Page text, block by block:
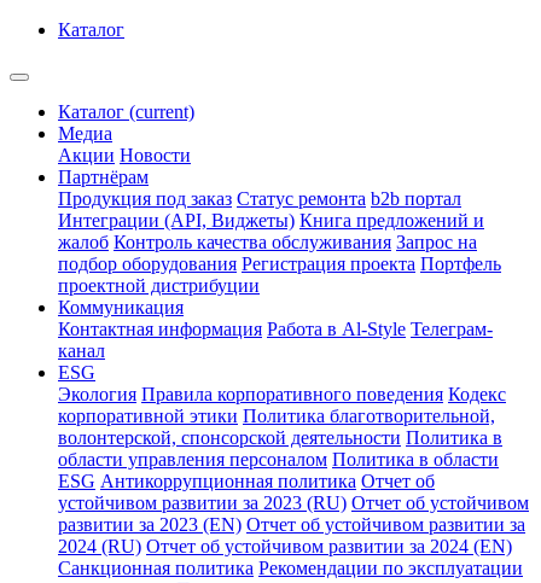
Каталог
Каталог (current)
Медиа
Акции Новости
Партнёрам
Продукция под заказ Статус ремонта b2b портал
Интеграции (API, Виджеты) Книга предложений и
жалоб Контроль качества обслуживания Запрос на
подбор оборудования Регистрация проекта Портфель
проектной дистрибуции
Коммуникация
Контактная информация Работа в Al-Style Телеграм-
канал
ESG
Экология Правила корпоративного поведения Кодекс
корпоративной этики Политика благотворительной,
волонтерской, спонсорской деятельности Политика в
области управления персоналом Политика в области
ESG Антикоррупционная политика Отчет об
устойчивом развитии за 2023 (RU) Отчет об устойчивом
развитии за 2023 (EN) Отчет об устойчивом развитии за
2024 (RU) Отчет об устойчивом развитии за 2024 (EN)
Санкционная политика Рекомендации по эксплуатации